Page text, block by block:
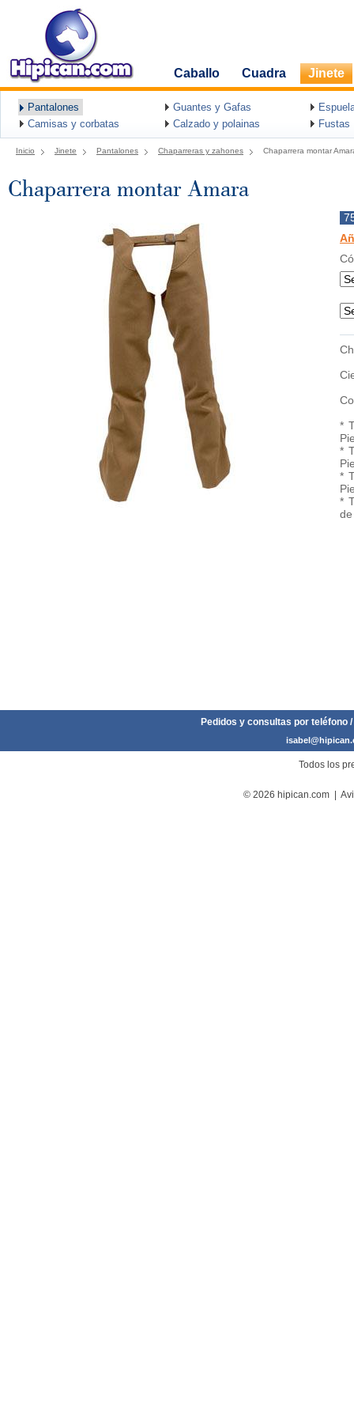
Caballo Cuadra Jinete
Pantalones Guantes y Gafas
Camisas y corbatas
Calzado y polainas Fustas
Inicio Jinete Pantalones Chaparreras y zahones Chaparrera montar
Chaparrera montar Amara
*
*
*
*
Pedidos y consultas por teléfono
Todos los
© 2026 hipican.com |